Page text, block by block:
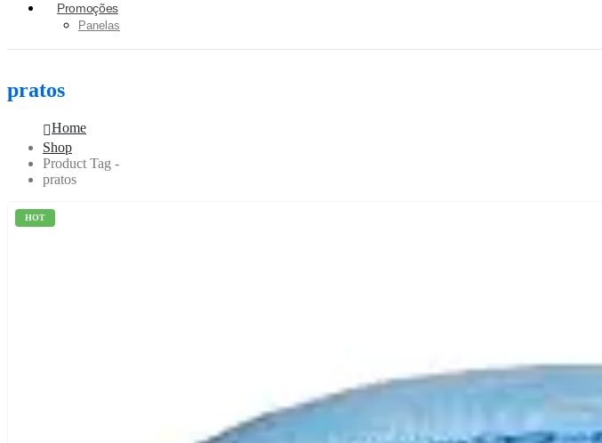
Promoções
Panelas
pratos
Home
Shop
Product Tag -
pratos
HOT